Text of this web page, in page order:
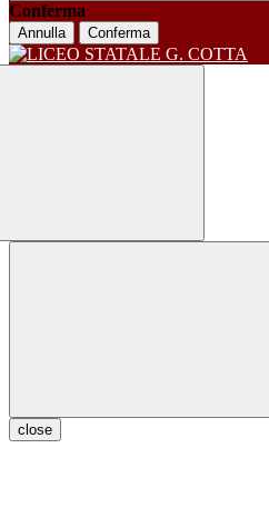
Conferma
Annulla Conferma
close